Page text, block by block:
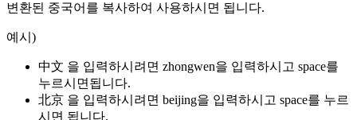
변환된 중국어를 복사하여 사용하시면 됩니다.
예시)
中文 을 입력하시려면 zhongwen을 입력하시고 space를
누르시면됩니다.
北京 을 입력하시려면 beijing을 입력하시고 space를 누르
시면 됩니다.